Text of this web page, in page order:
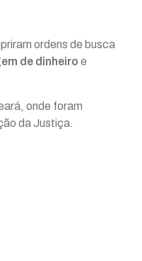
ordens de busca
de dinheiro e
onde foram
da Justiça.